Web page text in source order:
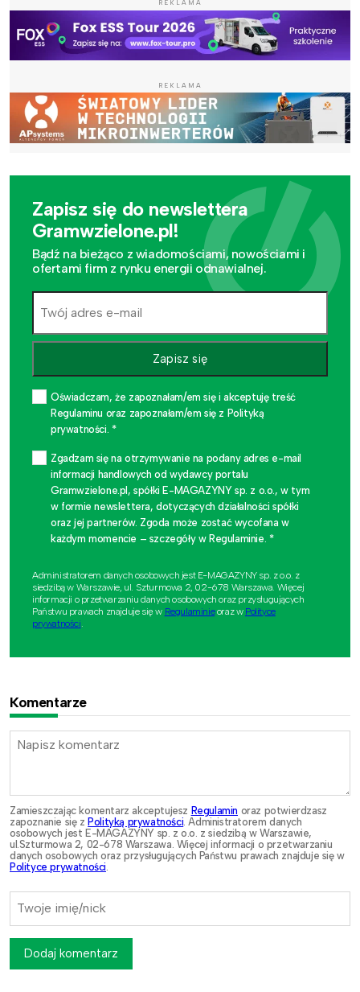
REKLAMA
REKLAMA
Zapisz się do newslettera
Gramwzielone.pl!
Bądź na bieżąco z wiadomościami, nowościami i
ofertami firm z rynku energii odnawialnej.
Zapisz się
Oświadczam, że zapoznałam/em się i akceptuję treść
Regulaminu oraz zapoznałam/em się z Polityką
prywatności. *
Zgadzam się na otrzymywanie na podany adres e-mail
informacji handlowych od wydawcy portalu
Gramwzielone.pl, spółki E-MAGAZYNY sp. z o.o., w tym
w formie newslettera, dotyczących działalności spółki
oraz jej partnerów. Zgoda może zostać wycofana w
każdym momencie – szczegóły w Regulaminie. *
Administratorem danych osobowych jest E-MAGAZYNY sp. z o.o. z
siedzibą w Warszawie, ul. Szturmowa 2, 02-678 Warszawa. Więcej
informacji o przetwarzaniu danych osobowych oraz przysługujących
Państwu prawach znajduje się w Regulaminieoraz w Polityce
prywatności.
Komentarze
Zamieszczając komentarz akceptujesz Regulamin oraz potwierdzasz
zapoznanie się zPolityką prywatności . Administratorem danych
osobowych jest E-MAGAZYNY sp. z o.o. z siedzibą w Warszawie,
ul.Szturmowa 2, 02-678 Warszawa. Więcej informacji o przetwarzaniu
danych osobowych oraz przysługujących Państwu prawach znajduje się w
Polityce prywatności
Dodaj komentarz